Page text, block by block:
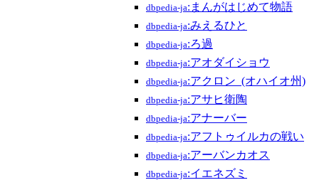
dbpedia-ja:まんがはじめて物語
dbpedia-ja:みえるひと
dbpedia-ja:ろ過
dbpedia-ja:アオダイショウ
dbpedia-ja:アクロン_(オハイオ州)
dbpedia-ja:アサヒ衛陶
dbpedia-ja:アナーバー
dbpedia-ja:アフトゥイルカの戦い
dbpedia-ja:アーバンカオス
dbpedia-ja:イエネズミ